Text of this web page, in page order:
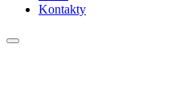
Kontakty